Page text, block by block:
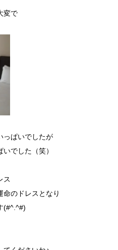
変で
っぱいでしたが
でした（笑）
ス
命のドレスとなり
(#^.^#)